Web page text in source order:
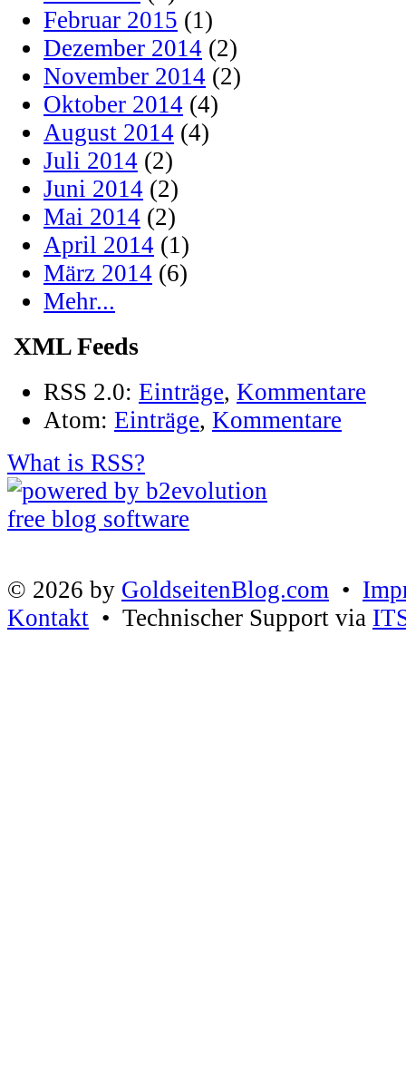
Februar 2015 (1)
Dezember 2014 (2)
November 2014 (2)
Oktober 2014 (4)
August 2014 (4)
Juli 2014 (2)
Juni 2014 (2)
Mai 2014 (2)
April 2014 (1)
März 2014 (6)
Mehr...
XML Feeds
RSS 2.0: Einträge, Kommentare
Atom: Einträge, Kommentare
What is RSS?
© 2026 by GoldseitenBlog.com •
Kontakt • Technischer Support via